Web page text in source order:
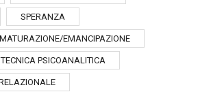
SPERANZA
EMANCIPAZIONE
TECNICA PSICOANALITICA